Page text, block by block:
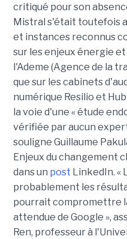
critiqué pour son
Mistral s'était toutefois
et instances reconnus
sur les enjeux énergie
l'Ademe (Agence de la
que sur les cabinets
numérique Resilio et
la voie d'une « étude
vérifiée par aucun
souligne Guillaume
Enjeux du changement
dans un post LinkedIn. «
probablement les
pourrait compromettre
attendue de Google »,
Ren, professeur à